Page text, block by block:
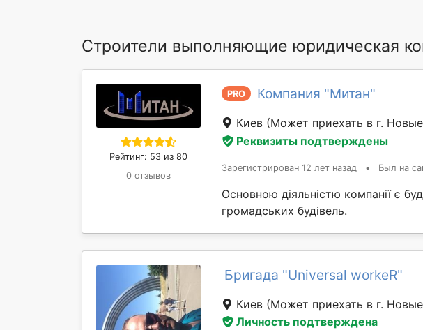
Строители выполняющие юридическая
Рейтинг: 53 из 80
0 отзывов
PRO Компания "Митан"
Киев (Может приехать в г.
Реквизиты подтверждены
Зарегистрирован 12 лет назад • Был на
Основною діяльністю компанії є
громадських будівель.
Бригада "Universal workeR"
Киев (Может приехать в г.
Личность подтверждена